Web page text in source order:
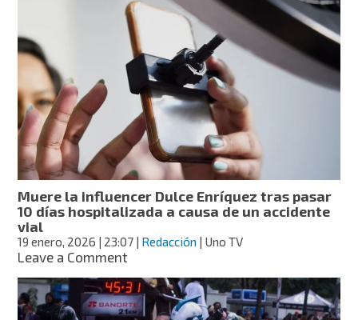
Legarreta
defiende
su
relación
con
Luis
Carlos
Origel
tras
críticas,
lanza
sarcástica
respuesta
Muere la influencer Dulce Enríquez tras pasar
10 días hospitalizada a causa de un accidente
vial
19 enero, 2026 | 23:07 | Redacción | Uno TV
Leave a Commenton
la
influencer